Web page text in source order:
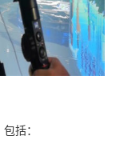
括：